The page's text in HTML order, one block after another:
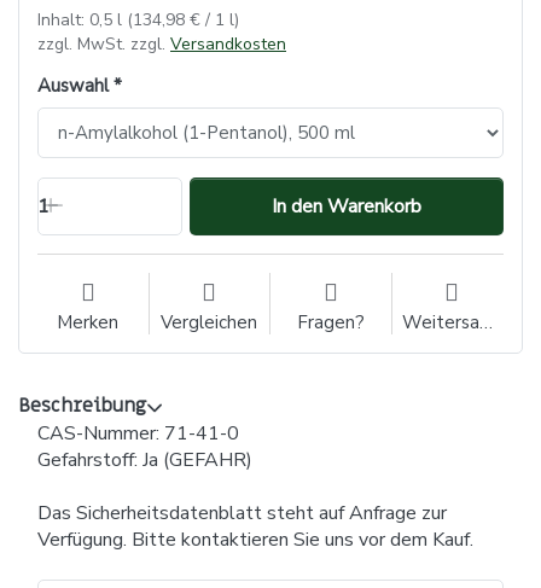
Inhalt: 0,5 l (134,98 € / 1 l)
zzgl. MwSt. zzgl. Versandkosten
Auswahl
1 In den Warenkorb
Merken Vergleichen Fragen? Weitersagen
Beschreibung
CAS-Nummer: 71-41-0
Gefahrstoff: Ja (GEFAHR)
Das Sicherheitsdatenblatt steht auf Anfrage zur
Verfügung. Bitte kontaktieren Sie uns vor dem Kauf.